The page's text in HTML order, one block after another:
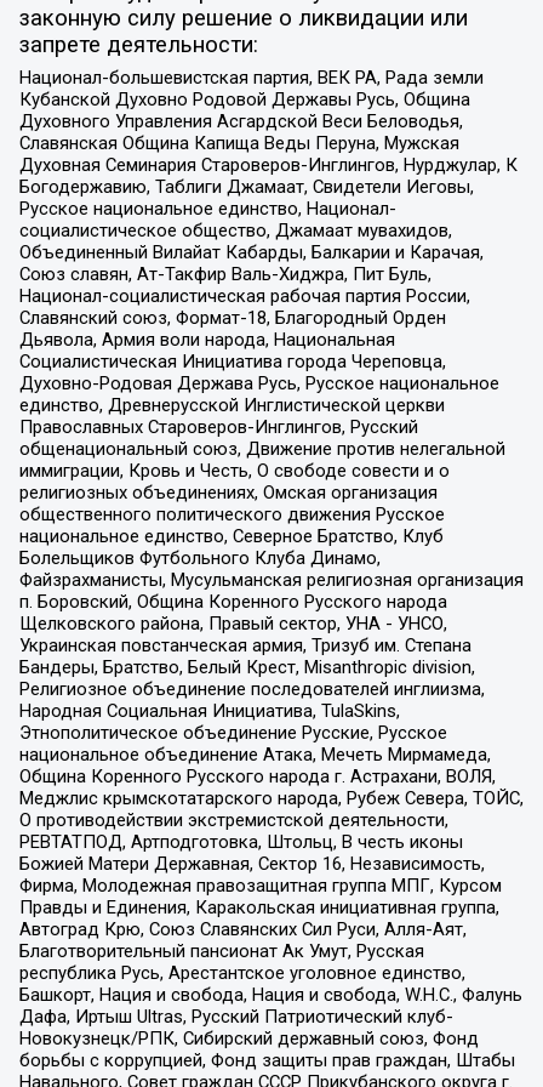
законную силу решение о ликвидации или
запрете деятельности:
Национал-большевистская партия, ВЕК РА, Рада земли
Кубанской Духовно Родовой Державы Русь, Община
Духовного Управления Асгардской Веси Беловодья,
Славянская Община Капища Веды Перуна, Мужская
Духовная Семинария Староверов-Инглингов, Нурджулар, К
Богодержавию, Таблиги Джамаат, Свидетели Иеговы,
Русское национальное единство, Национал-
социалистическое общество, Джамаат мувахидов,
Объединенный Вилайат Кабарды, Балкарии и Карачая,
Союз славян, Ат-Такфир Валь-Хиджра, Пит Буль,
Национал-социалистическая рабочая партия России,
Славянский союз, Формат-18, Благородный Орден
Дьявола, Армия воли народа, Национальная
Социалистическая Инициатива города Череповца,
Духовно-Родовая Держава Русь, Русское национальное
единство, Древнерусской Инглистической церкви
Православных Староверов-Инглингов, Русский
общенациональный союз, Движение против нелегальной
иммиграции, Кровь и Честь, О свободе совести и о
религиозных объединениях, Омская организация
общественного политического движения Русское
национальное единство, Северное Братство, Клуб
Болельщиков Футбольного Клуба Динамо,
Файзрахманисты, Мусульманская религиозная организация
п. Боровский, Община Коренного Русского народа
Щелковского района, Правый сектор, УНА - УНСО,
Украинская повстанческая армия, Тризуб им. Степана
Бандеры, Братство, Белый Крест, Misanthropic division,
Религиозное объединение последователей инглиизма,
Народная Социальная Инициатива, TulaSkins,
Этнополитическое объединение Русские, Русское
национальное объединение Атака, Мечеть Мирмамеда,
Община Коренного Русского народа г. Астрахани, ВОЛЯ,
Меджлис крымскотатарского народа, Рубеж Севера, ТОЙС,
О противодействии экстремистской деятельности,
РЕВТАТПОД, Артподготовка, Штольц, В честь иконы
Божией Матери Державная, Сектор 16, Независимость,
Фирма, Молодежная правозащитная группа МПГ, Курсом
Правды и Единения, Каракольская инициативная группа,
Автоград Крю, Союз Славянских Сил Руси, Алля-Аят,
Благотворительный пансионат Ак Умут, Русская
республика Русь, Арестантское уголовное единство,
Башкорт, Нация и свобода, Нация и свобода, W.H.С., Фалунь
Дафа, Иртыш Ultras, Русский Патриотический клуб-
Новокузнецк/РПК, Сибирский державный союз, Фонд
борьбы с коррупцией, Фонд защиты прав граждан, Штабы
Навального, Совет граждан СССР Прикубанского округа г.